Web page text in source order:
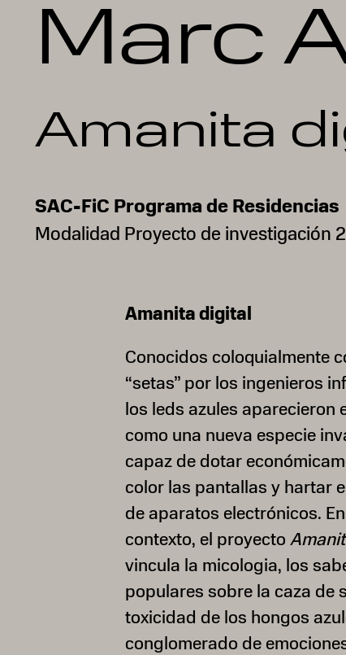
Marc
Amanita
SAC-FiC Programa de Residencias
Modalidad Proyecto de investigación
Amanita digital
Conocidos coloquialmente
“setas” por los ingenieros
los leds azules aparecieron
como una nueva especie
capaz de dotar
color las pantallas y hartar
de aparatos electrónicos.
contexto, el proyecto
vincula la micologia, los
populares sobre la caza de
toxicidad de los hongos
conglomerado de